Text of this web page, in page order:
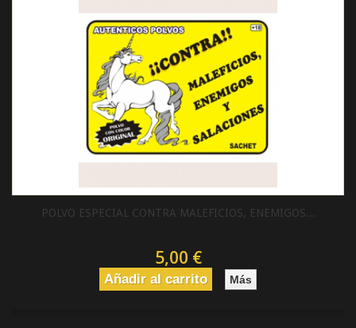
POLVO ESPECIAL CONTRA MALEFICIOS, ENEMIGOS...
5,00 €
Añadir al carrito Más